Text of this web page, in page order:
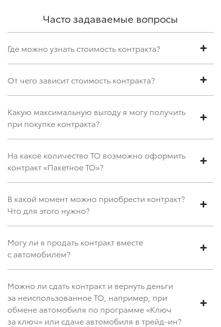
Часто задаваемые вопросы
Где можно узнать стоимость контракта?
От чего зависит стоимость контракта?
Какую максимальную выгоду я могу получить
при покупке контракта?
На какое количество ТО возможно оформить
контракт «Пакетное ТО»?
В какой момент можно приобрести контракт?
Что для этого нужно?
Могу ли я продать контракт вместе
с автомобилем?
Можно ли сдать контракт и вернуть деньги
за неиспользованное ТО, например, при
обмене автомобиля по программе «Ключ
за ключ» или сдаче автомобиля в трейд-ин?